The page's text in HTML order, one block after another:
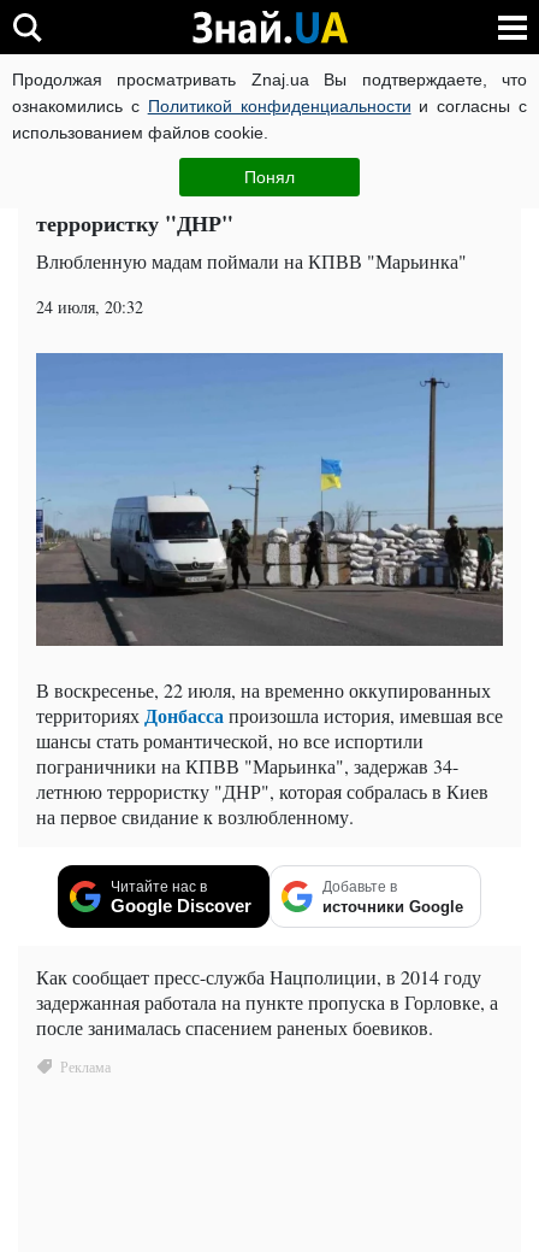
Продолжая просматривать Znaj.ua Вы подтверждаете, что
ознакомились с Политикой конфиденциальности и согласны с
использованием файлов cookie.
Понял
ВОЙНА РОССИИ ПРОТИВ УКРАИНЫ КОРОНАВИРУС В
Общество ЧИТАТИ УКРАЇНСЬКОЮ
На свидание ехала: копы схватили
террористку "ДНР"
Влюбленную мадам поймали на КПВВ "Марьинка"
24 июля, 20:32
В воскресенье, 22 июля, на временно оккупированных
территорияхДонбассапроизошла история, имевшая все
шансы стать романтической, но все испортили
пограничники на КПВВ "Марьинка", задержав 34-
летнюю террористку "ДНР", которая собралась в Киев
на первое свидание к возлюбленному.
Читайте нас в
Google Discover
Добавьте в
источники Google
Как сообщает пресс-служба Нацполиции, в 2014 году
задержанная работала на пункте пропуска в Горловке, а
после занималась спасением раненых боевиков.